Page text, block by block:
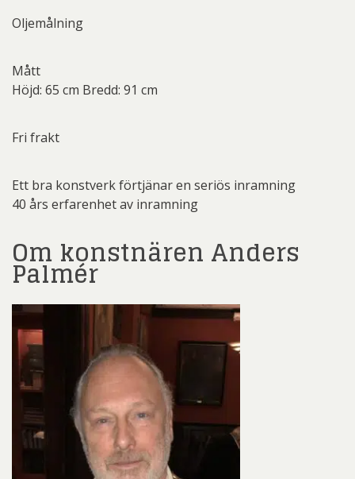
Oljemålning
Mått
Höjd: 65 cm Bredd: 91 cm
Fri frakt
Ett bra konstverk förtjänar en seriös inramning
40 års erfarenhet av inramning
Om konstnären Anders
Palmér